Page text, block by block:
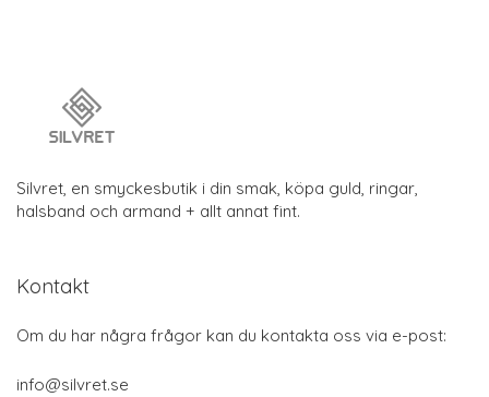
Silvret, en smyckesbutik i din smak, köpa guld, ringar,
halsband och armand + allt annat fint.
Kontakt
Om du har några frågor kan du kontakta oss via e-post:
info@silvret.se